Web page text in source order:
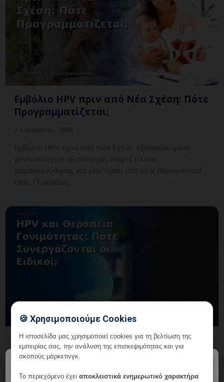
Εμβόλιο HPV πριν από Νέα Σχέση: Πότε
Προγραμματίζεται;
Εμβόλιο HPV πριν από Νέα Σχέση: εξατομικευμένη
γυναικολογική αξιολόγηση, σαφές πλάνο
παρακολούθησης και ραντεβού στη Vital WomanHood
Clinic Γλυφάδας.
HPV και Θεραπεία Γονιμότητας: Πότε
Συνεργάζονται οι Ειδικοί;
🍪 Χρησιμοποιούμε Cookies
Η ιστοσελίδα μας χρησιμοποιεί cookies για τη βελτίωση της
εμπειρίας σας, την ανάλυση της επισκεψιμότητας και για
σκοπούς μάρκετινγκ.
Το περιεχόμενο έχειαποκλειστικά ενημερωτικό χαρακτήρα